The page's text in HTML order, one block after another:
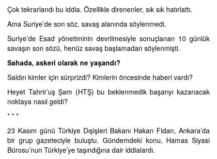
Çok tekrarlandı bu iddia. Özellikle direnenler, sık sık hatırlattı.
Ama Suriye’de son söz, savaş alanında söylenmedi.
Suriye’de Esad yönetiminin devrilmesiyle sonuçlanan 10 günlük
savaşın son sözü, henüz savaş başlamadan söylenmişti.
Sahada, askeri olarak ne yaşandı?
Saldırı kimler için sürprizdi? Kimlerin öncesinde haberi vardı?
Heyet Tahrir’uş Şam (HTŞ) bu beklenmedik başarıyı kazanacak
noktaya nasıl geldi?
* * *
23 Kasım günü Türkiye Dışişleri Bakanı Hakan Fidan, Ankara’da
bir grup gazeteciyle buluştu. Gündemdeki konu, Hamas Siyasi
Bürosu’nun Türkiye’ye taşındığına dair iddialardı.